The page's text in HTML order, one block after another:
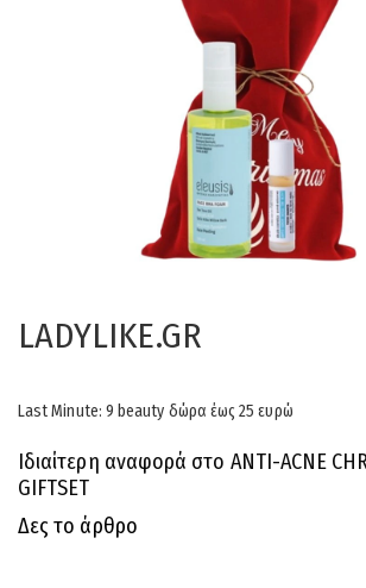
LADYLIKE.GR
Last Minute: 9 beauty δώρα έως 25 ευρώ
Ιδιαίτερη αναφορά στο ANTI-ACNE
GIFTSET
Δες το άρθρο